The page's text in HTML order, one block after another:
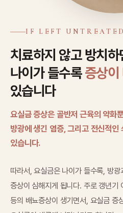
IF LEFT UNTREATED
치료하지 않고 방치하
나이가 들수록증상이
있습니다
요실금 증상은 골반저 근육의 약화
방광에 생긴 염증, 그리고 전신적인
있습니다.
따라서, 요실금은 나이가 들수록, 방
증상이 심해지게 됩니다. 주로 갱년기
등의 배뇨증상이 생기면서, 요실금 증